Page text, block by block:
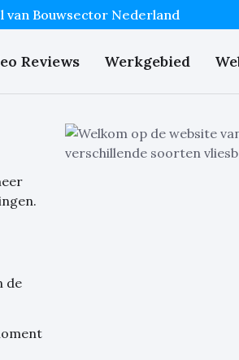
van Bouwsector Nederland
Reviews Werkgebied
de